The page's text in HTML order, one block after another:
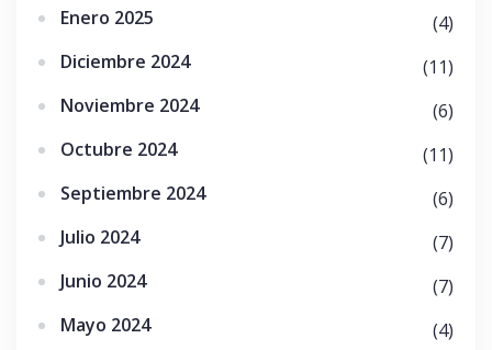
Enero 2025
(4)
Diciembre 2024
(11)
Noviembre 2024
(6)
Octubre 2024
(11)
Septiembre 2024
(6)
Julio 2024
(7)
Junio 2024
(7)
Mayo 2024
(4)